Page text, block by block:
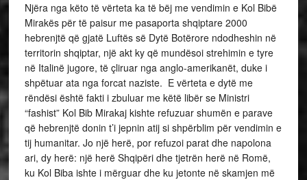
Njëra nga këto të vërteta ka të bëj me vendimin e Kol Bibë
Mirakës për të paisur me pasaporta shqiptare 2000
hebrenjtë që gjatë Luftës së Dytë Botërore ndodheshin në
territorin shqiptar, një akt ky që mundësoi strehimin e tyre
në Italinë jugore, të çliruar nga anglo-amerikanët, duke i
shpëtuar ata nga forcat naziste. E vërteta e dytë me
rëndësi është fakti i zbuluar me këtë libër se Ministri
“fashist” Kol Bib Mirakaj kishte refuzuar shumën e parave
që hebrenjtë donin t’i jepnin atij si shpërblim për vendimin e
tij humanitar. Jo një herë, por refuzoi parat dhe napolona
ari, dy herë: një herë Shqipëri dhe tjetrën herë në Romë,
ku Kol Biba ishte i mërguar dhe ku jetonte në skamjen më